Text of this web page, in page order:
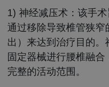
1) 神经减压术 ：该手
通过移除导致椎管狭窄
出）来达到治疗目的。
固定器械进行腰椎融
完整的活动范围。